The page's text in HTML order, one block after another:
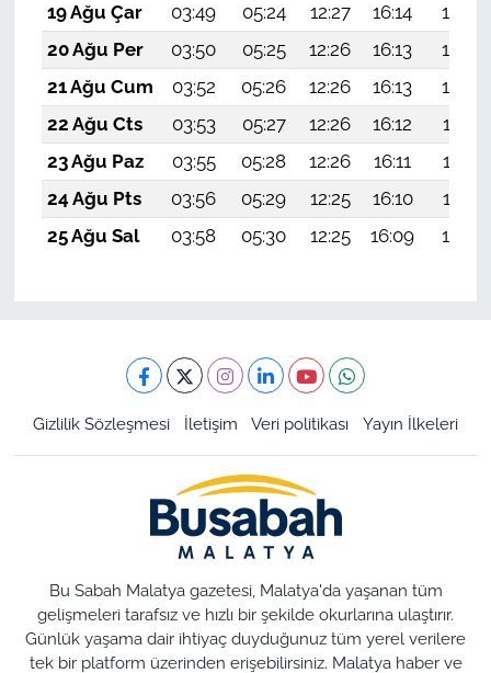
19 Ağu Çar
03:49 05:24 12:27 16:14
19:19
20 Ağu Per
03:50 05:25 12:26 16:13
19:18
21 Ağu Cum
03:52 05:26 12:26 16:13
19:16
22 Ağu Cts
03:53 05:27 12:26 16:12
19:15
23 Ağu Paz
03:55 05:28 12:26 16:11
19:13
24 Ağu Pts
03:56 05:29 12:25 16:10
19:12
25 Ağu Sal
03:58 05:30 12:25 16:09 19:10
Gizlilik Sözleşmesi İletişim Veri politikası Yayın İlkeleri
Bu Sabah Malatya gazetesi, Malatya'da yaşanan tüm
gelişmeleri tarafsız ve hızlı bir şekilde okurlarına ulaştırır.
Günlük yaşama dair ihtiyaç duyduğunuz tüm yerel verilere
tek bir platform üzerinden erişebilirsiniz. Malatya haber ve